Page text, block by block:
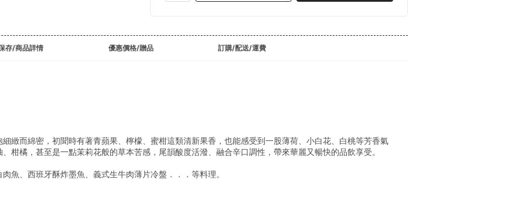
存/商品詳情 優惠價格/贈品 訂購/配送/運費
緻而綿密，初聞時有著青蘋果、檸檬、蜜柑這類清新果香，也能感受到一股薄荷、小白花、白桃等芳香氣
柑橘，甚至是一點茉莉花般的草本苦感，尾韻酸度活潑、融合辛口調性，帶來華麗又暢快的品飲享受。
魚、西班牙酥炸墨魚、義式生牛肉薄片冷盤．．．等料理。